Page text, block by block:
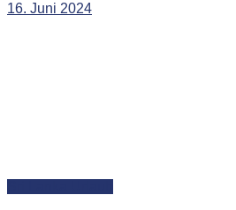
16. Juni 2024